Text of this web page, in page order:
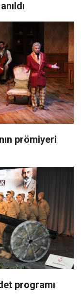
prömiyeri
programı